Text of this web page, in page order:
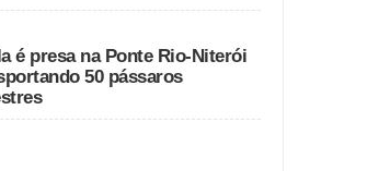
é presa na Ponte Rio-Niterói
50 pássaros